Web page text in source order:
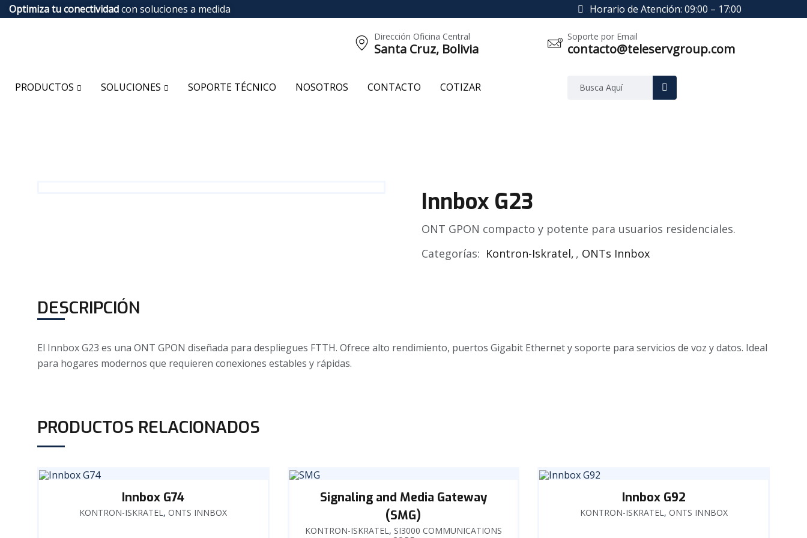
Optimiza tu conectividadcon soluciones a medida Horario de Atención: 09:00 – 17:00
Dirección Oficina Central
Santa Cruz, Bolivia
Soporte por Email
contacto@teleservgroup.com
PRODUCTOS SOLUCIONES SOPORTE TÉCNICO NOSOTROS CONTACTO COTIZAR
Innbox G23
ONT GPON compacto y potente para usuarios residenciales.
Categorías: Kontron-Iskratel , ONTs Innbox
DESCRIPCIÓN
El Innbox G23 es una ONT GPON diseñada para despliegues FTTH. Ofrece alto rendimiento, puertos Gigabit Ethernet y soporte para servicios de voz y datos. Ideal
para hogares modernos que requieren conexiones estables y rápidas.
PRODUCTOS RELACIONADOS
Innbox G74
KONTRON-ISKRATEL,ONTS INNBOX
Signaling and Media Gateway
(SMG)
KONTRON-ISKRATEL, SI3000 COMMUNICATIONS
Innbox G92
KONTRON-ISKRATEL, ONTS INNBOX